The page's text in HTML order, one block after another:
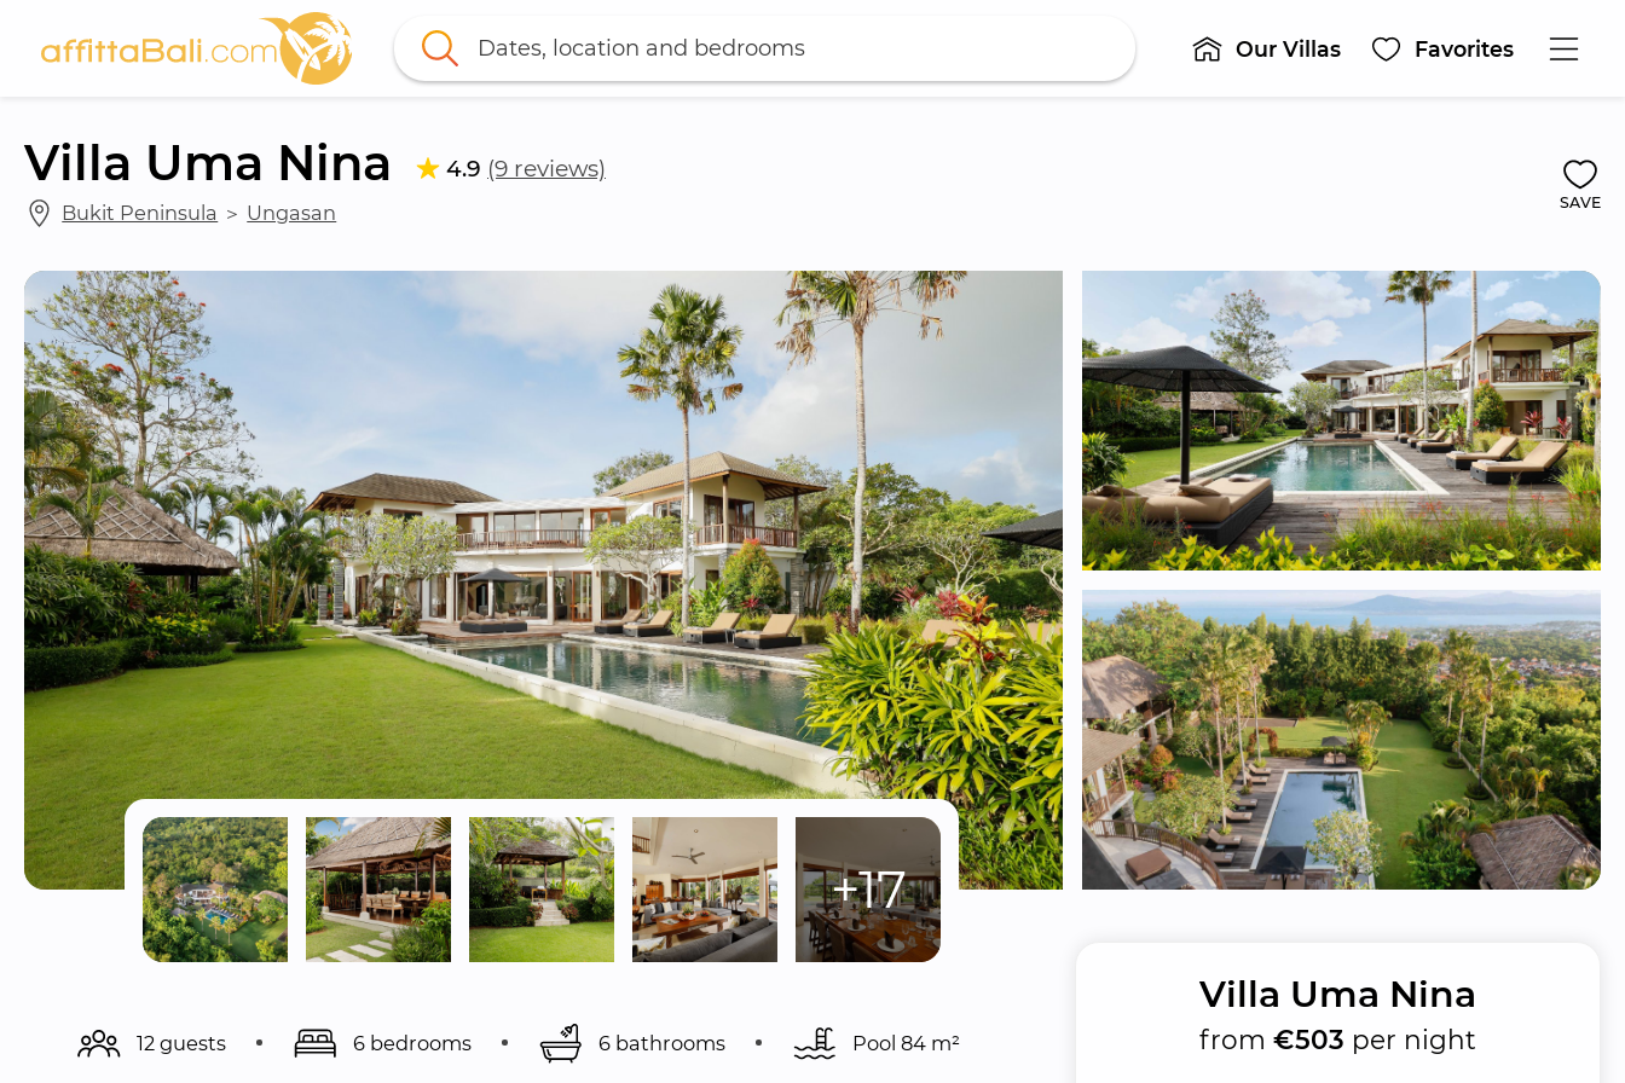
Dates, location and bedrooms Our Villas Favorites
Villa Uma Nina 4.9 (9 reviews)
Bukit Peninsula ＞ Ungasan SAVE
+17
12 guests 6 bedrooms 6 bathrooms Pool 84 m²
Villa Uma Nina
from€503 per night